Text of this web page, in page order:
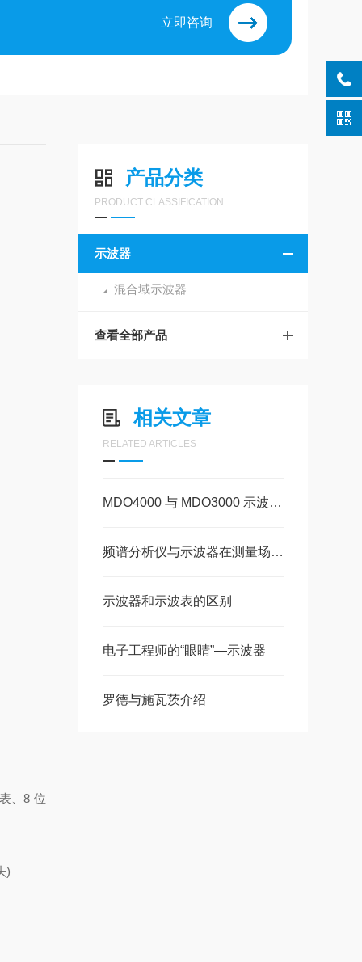
立即咨询
产品分类
PRODUCT CLASSIFICATION
示波器
混合域示波器
查看全部产品
相关文章
RELATED ARTICLES
MDO4000 与 MDO3000 示波器：参数差异与选型指南
频谱分析仪与示波器在测量场景上的核心差异
示波器和示波表的区别
电子工程师的“眼睛”—示波器
罗德与施瓦茨介绍
、8 位
)